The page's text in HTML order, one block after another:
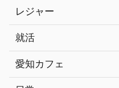
レジャー
就活
愛知カフェ